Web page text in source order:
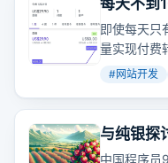
每天不到
月初做的
了！
即使每天只
量实现付费
取或通过
#网站开发
与纯银探
元
中国程序员